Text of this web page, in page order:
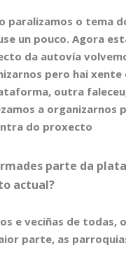
paralizamos o tema
un pouco. Agora
da autovía
pero hai xente
outra
a organizarnos
do proxecto
parte da
actual?
e veciñas de todas,
parte, as